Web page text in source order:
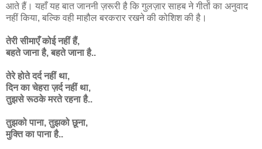
आते हैं। यहाँ यह बात जाननी ज़रूरी है कि गुलज़ार साहब ने गीतों का अनुवाद
नहीं किया, बल्कि वही माहौल बरकरार रखने की कोशिश की है।
तेरी सीमाएँ कोई नहीं हैं,
बहते जाना है, बहते जाना है..
तेरे होते दर्द नहीं था,
दिन का चेहरा ज़र्द नहीं था,
तुझसे रूठके मरते रहना है..
तुझको पाना, तुझको छूना,
मुक्ति का पाना है..